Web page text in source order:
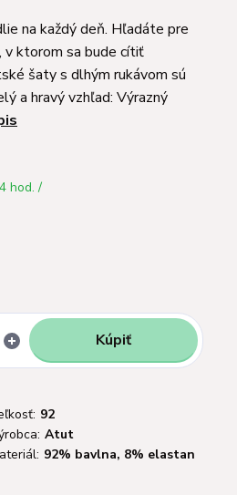
na každý deň. Hľadáte pre
v ktorom sa bude cítiť
šaty s dlhým rukávom sú
a hravý vzhľad: Výrazný
hod. /
Kúpiť
92
Atut
92% bavlna, 8% elastan